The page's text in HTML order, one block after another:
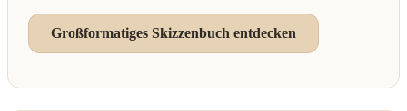
Großformatiges Skizzenbuch entdecken